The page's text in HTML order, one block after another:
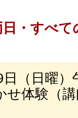
・すべ
（日曜
せ体験（